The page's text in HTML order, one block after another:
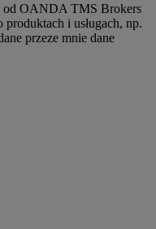
od OANDA TMS Brokers
i usługach, np.
przeze mnie dane